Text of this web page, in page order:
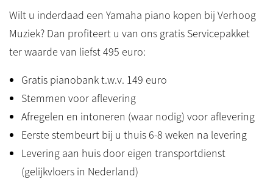
Wilt u inderdaad een Yamaha piano kopen bij Verhoog
Muziek? Dan profiteert u van ons gratis Servicepakket
ter waarde van liefst 495 euro:
Gratis pianobank t.w.v. 149 euro
Stemmen voor aflevering
Afregelen en intoneren (waar nodig) voor aflevering
Eerste stembeurt bij u thuis 6-8 weken na levering
Levering aan huis door eigen transportdienst
(gelijkvloers in Nederland)